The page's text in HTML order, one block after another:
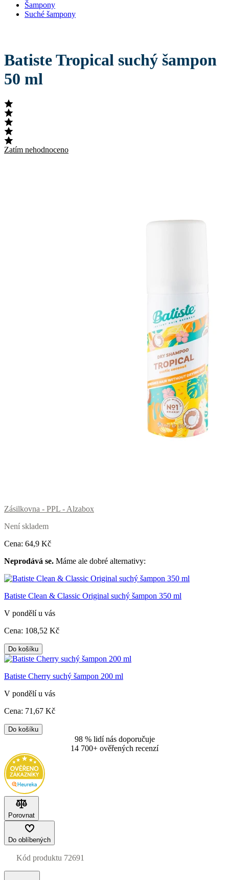
Šampony
Suché šampony
Batiste Tropical suchý šampon
50 ml
Zatím nehodnoceno
Zásilkovna - PPL - Alzabox
Není skladem
Cena: 64,9 Kč
Neprodává se. Máme ale dobré alternativy:
Batiste Clean & Classic Original suchý šampon 350 ml
V pondělí u vás
Cena: 108,52 Kč
Do košíku
Batiste Cherry suchý šampon 200 ml
V pondělí u vás
Cena: 71 ,67 Kč
Do košíku
98 % lidí nás doporučuje
14 700+ ověřených recenzí
Porovnat
Do oblíbených
Kód produktu 72691